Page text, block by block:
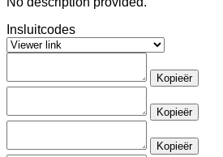
Insluitcodes
Kopieër
Kopieër
Kopieër